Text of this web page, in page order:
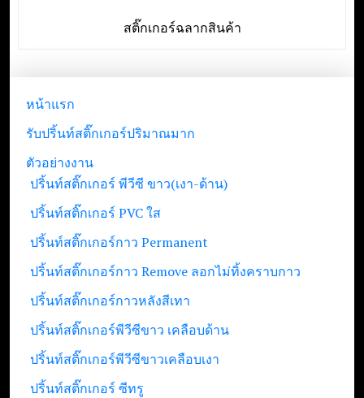
สติ๊กเกอร์ฉลากสินค้า
หน้าแรก
รับปริ้นท์สติ๊กเกอร์ปริมาณมาก
ตัวอย่างงาน
ปริ้นท์สติ๊กเกอร์ พีวีซี ขาว(เงา-ด้าน)
ปริ้นท์สติ๊กเกอร์ PVC ใส
ปริ้นท์สติ๊กเกอร์กาว Permanent
ปริ้นท์สติ๊กเกอร์กาว Remove ลอกไม่ทิ้งคราบกาว
ปริ้นท์สติ๊กเกอร์กาวหลังสีเทา
ปริ้นท์สติ๊กเกอร์พีวีซีขาว เคลือบด้าน
ปริ้นท์สติ๊กเกอร์พีวีซีขาวเคลือบเงา
ปริ้นท์สติ๊กเกอร์ ซีทรู